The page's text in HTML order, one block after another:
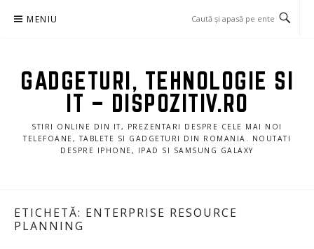
MENIU
GADGETURI, TEHNOLOGIE SI
IT – DISPOZITIV.RO
STIRI ONLINE DIN IT, PREZENTARI DESPRE CELE MAI NOI
TELEFOANE, TABLETE SI GADGETURI DIN ROMANIA. NOUTATI
DESPRE IPHONE, IPAD SI SAMSUNG GALAXY
ETICHETĂ: ENTERPRISE RESOURCE
PLANNING